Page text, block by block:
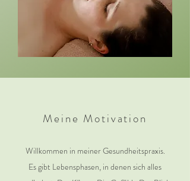
Meine Motivation
Willkommen in meiner Gesundheitspraxis.
Es gibt Lebensphasen, in denen sich alles